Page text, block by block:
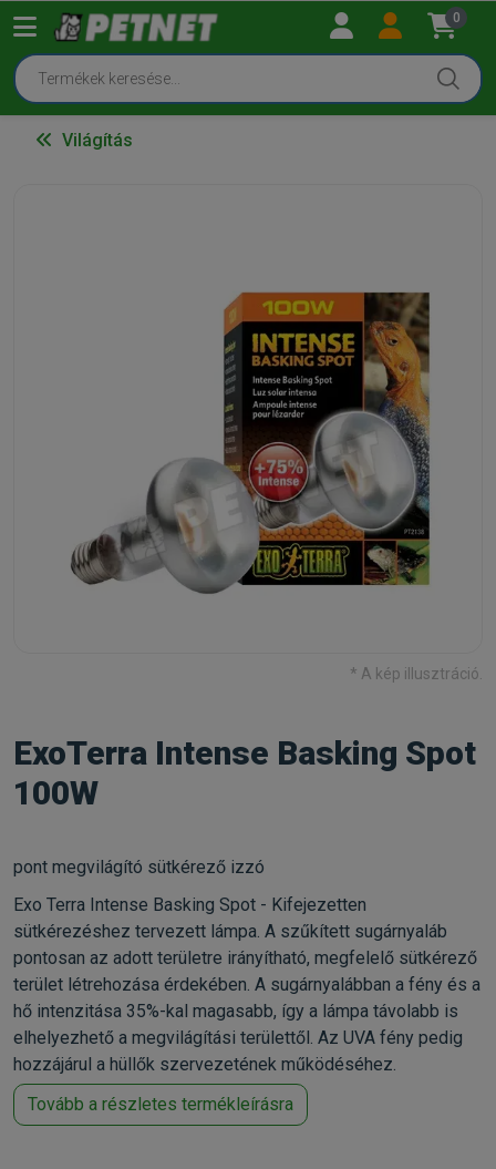
0
Világítás
* A kép illusztráció.
ExoTerra Intense Basking Spot
100W
pont megvilágító sütkérező izzó
Exo Terra Intense Basking Spot - Kifejezetten
sütkérezéshez tervezett lámpa. A szűkített sugárnyaláb
pontosan az adott területre irányítható, megfelelő sütkérező
terület létrehozása érdekében. A sugárnyalábban a fény és a
hő intenzitása 35%-kal magasabb, így a lámpa távolabb is
elhelyezhető a megvilágítási területtől. Az UVA fény pedig
hozzájárul a hüllők szervezetének működéséhez.
Tovább a részletes termékleírásra